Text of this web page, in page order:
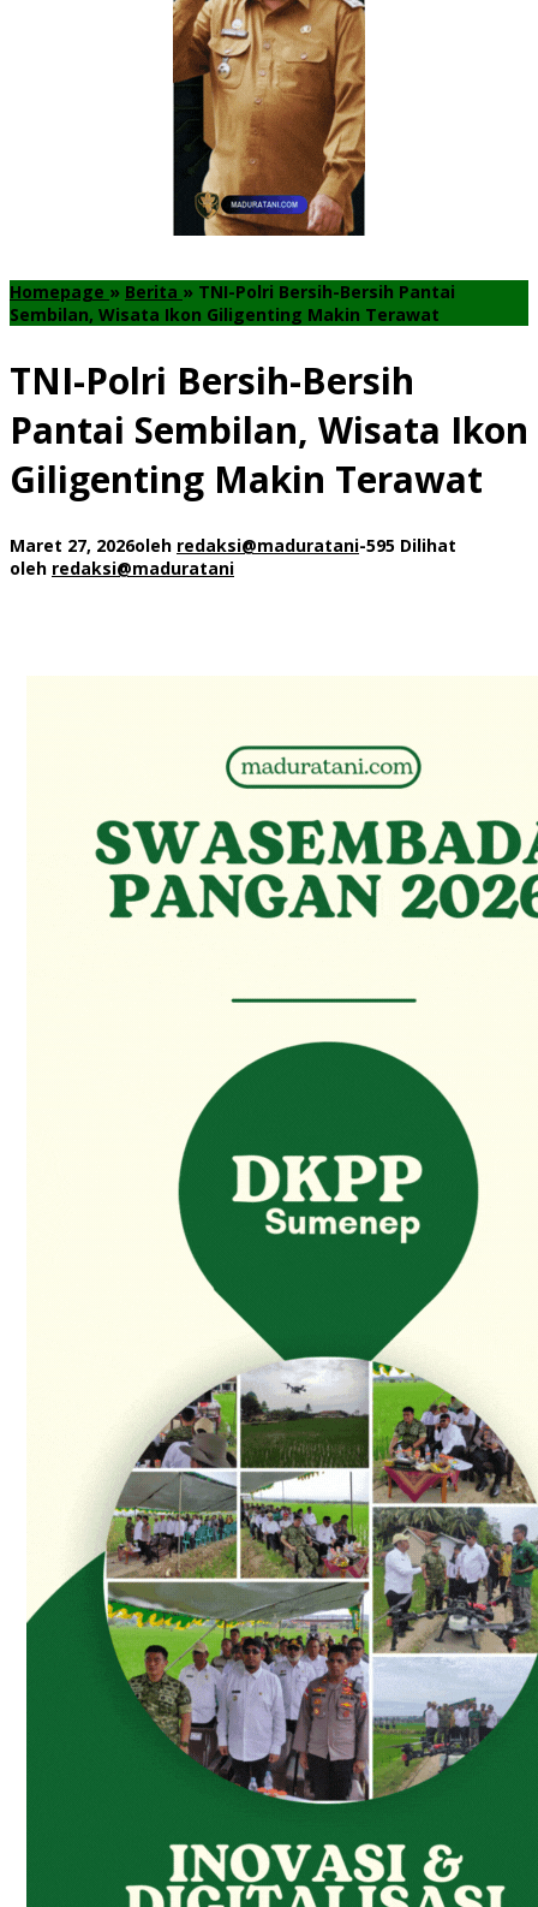
Homepage » Berita » TNI-Polri Bersih-Bersih Pantai
Sembilan, Wisata Ikon Giligenting Makin Terawat
TNI-Polri Bersih-Bersih
Pantai Sembilan, Wisata Ikon
Giligenting Makin Terawat
Maret 27, 2026oleh redaksi@maduratani-595 Dilihat
oleh redaksi@maduratani